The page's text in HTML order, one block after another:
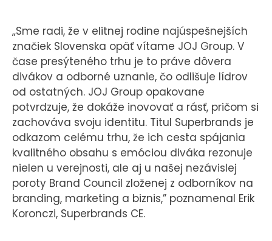
„Sme radi, že v elitnej rodine najúspešnejších
značiek Slovenska opäť vítame JOJ Group. V
čase presýteného trhu je to práve dôvera
divákov a odborné uznanie, čo odlišuje lídrov
od ostatných. JOJ Group opakovane
potvrdzuje, že dokáže inovovať a rásť, pričom si
zachováva svoju identitu. Titul Superbrands je
odkazom celému trhu, že ich cesta spájania
kvalitného obsahu s emóciou diváka rezonuje
nielen u verejnosti, ale aj u našej nezávislej
poroty Brand Council zloženej z odborníkov na
branding, marketing a biznis,” poznamenal Erik
Koronczi, Superbrands CE.